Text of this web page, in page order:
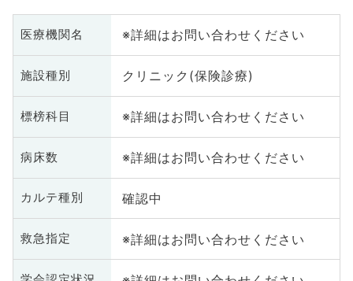
医療機関名 ※詳細はお問い合わせください
施設種別 クリニック(保険診療)
標榜科目 ※詳細はお問い合わせください
病床数 ※詳細はお問い合わせください
カルテ種別 確認中
救急指定 ※詳細はお問い合わせください